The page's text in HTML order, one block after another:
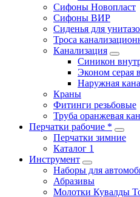
Сифоны Новопласт
Сифоны ВИР
Сиденья для
Троса
Канализация
Синикон
Эконом серая
Наружная
Краны
Фитинги резьбовые
Труба оранжевая
Перчатки рабочие *
Перчатки зимние
Каталог 1
Инструмент
Наборы для
Абразивы
Молотки Кувалды